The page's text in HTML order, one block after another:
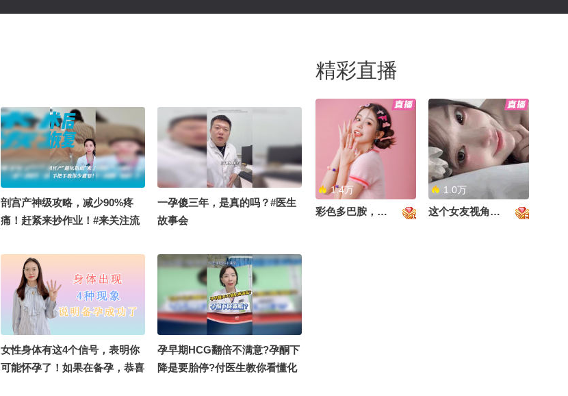
剖宫产神级攻略，减少90%疼
痛！赶紧来抄作业！#来关注流
鸿 @春华姐姐 @元一智慧树 @
时光染指尖 @重庆朝天椒 @星
球运动研究中心沙果主任 @虹
静的敬生活 @鱼游莲叶间 @努
力学习的总结侠 @涛姐是女神
@孙悦老师 @重庆小莉姐 @大
美兴凯湖 @贝璐璐 @叮咚1 @
一孕傻三年，是真的吗？#医生
故事会
女性身体有这4个信号，表明你
可能怀孕了！如果在备孕，恭喜
孕早期HCG翻倍不满意?孕酮下
降是要胎停?付医生教你看懂化
精彩直播
1.4万
彩色多巴胺，甜到心里啦！
1.0万
这个女友视角好治愈~